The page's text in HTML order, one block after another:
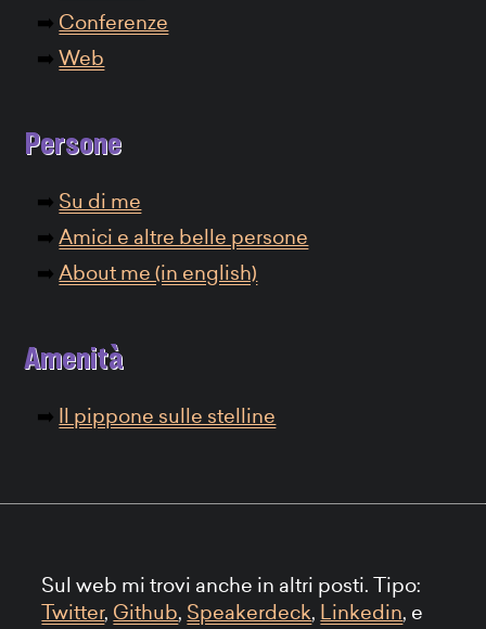
Conferenze
Web
Persone
Su di me
Amici e altre belle persone
About me (in english)
Amenità
Il pippone sulle stelline
Sul web mi trovi anche in altri posti. Tipo:
Twitter, Github, Speakerdeck, Linkedin, e